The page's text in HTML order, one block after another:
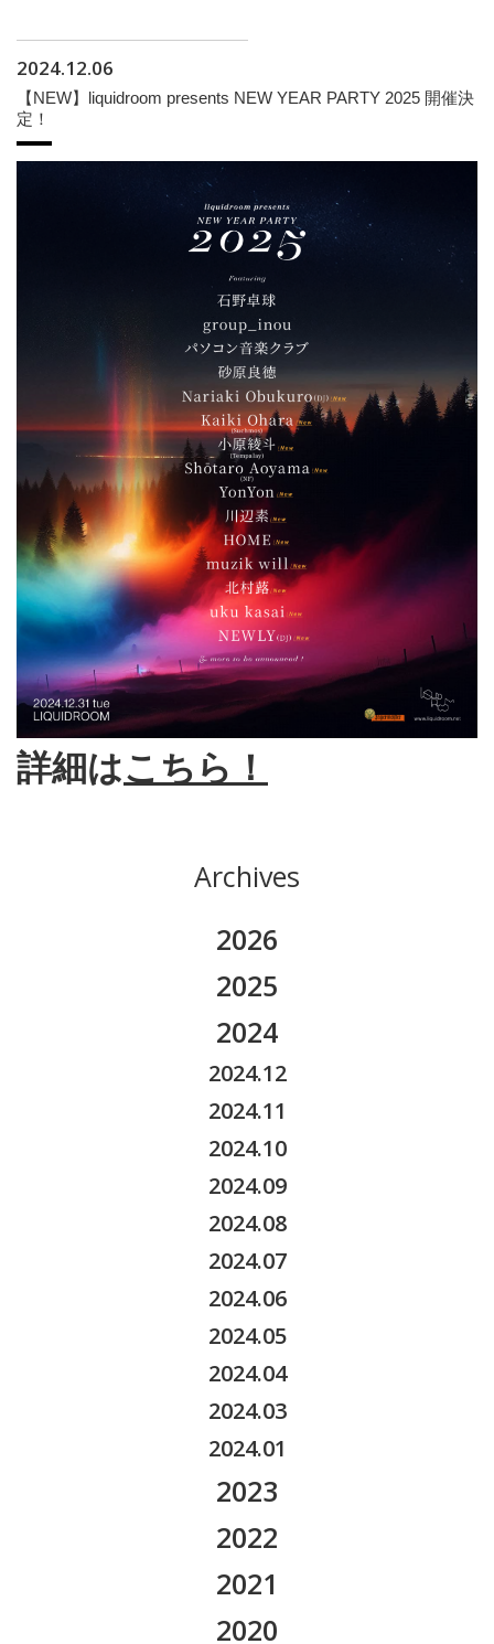
2024.12.06
【NEW】liquidroom presents NEW YEAR PARTY 2025 開催決
定！
詳細はこちら！
Archives
2026
2026.08
2026.07
2025
2025.11
2025.10
2025.09
2025.08
2025.07
2025.05
2025.04
2025.03
2025.02
2025.01
2024
2024.12
2024.11
2024.10
2024.09
2024.08
2024.07
2024.06
2024.05
2024.04
2024.03
2024.01
2023
2023.12
2023.11
2022
2022.12
2022.11
2021
2021.12
2020